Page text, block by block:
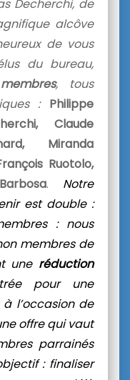
Decherchi, de
alcôve
de vous
du bureau,
, tous
: Philippe
Claude
Miranda
Ruotolo,
. Notre
est double :
: nous
membres de
une réduction
pour une
l’occasion de
offre qui vaut
parrainés
: finaliser